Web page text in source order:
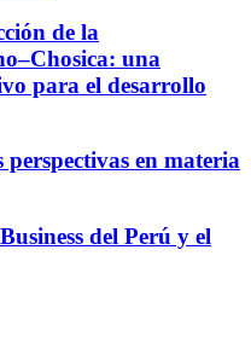
de la
una
para el desarrollo
en materia
del Perú y el